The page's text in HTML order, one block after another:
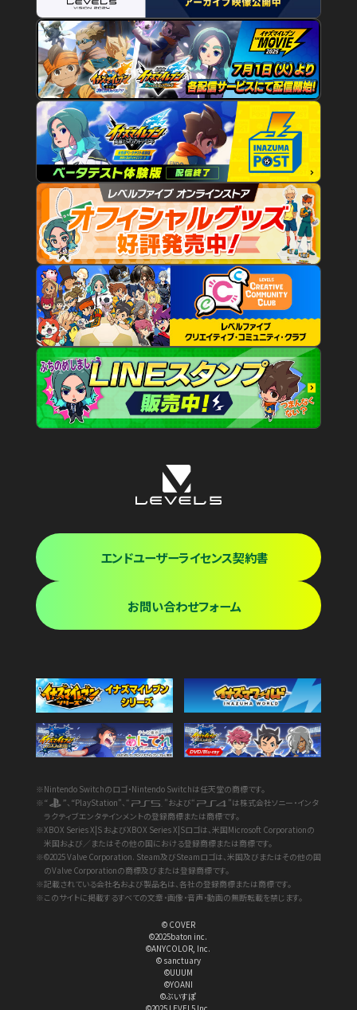
エンドユーザーライセンス契約書
お問い合わせフォーム
※Nintendo Switchのロゴ・Nintendo Switchは任天堂の商標です。
※“
”、“PlayStation”、“ ”および“
”は株式会社ソニー・インタ
ラクティブエンタテインメントの登録商標または商標です。
※XBOX Series X|S およびXBOX Series X|Sロゴは、米国Microsoft Corporationの
米国および／またはその他の国における登録商標または商標です。
※©2025 Valve Corporation. Steam及びSteamロゴは、米国及びまたはその他の国
のValve Corporationの商標及びまたは登録商標です。
※記載されている会社名および製品名は、各社の登録商標または商標です。
※このサイトに掲載するすべての文章・画像・音声・動画の無断転載を禁じます。
© COVER
©2025baton inc.
©ANYCOLOR, Inc.
© sanctuary
©UUUM
©YOANI
©ぶいすぽ